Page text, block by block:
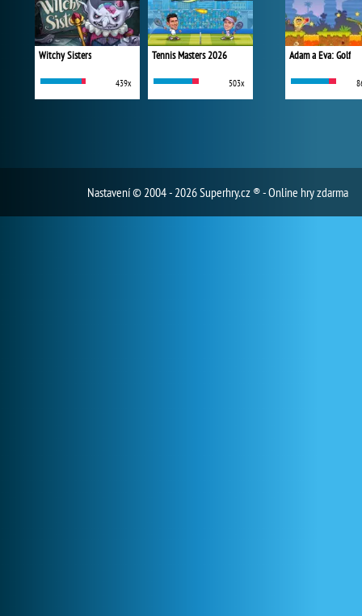
Witchy Sisters
439x
Tennis Masters 2026
503x
Adam a Eva: Golf
Nastavení© 2004 - 2026 Superhry.cz ® - Online hry zdarma